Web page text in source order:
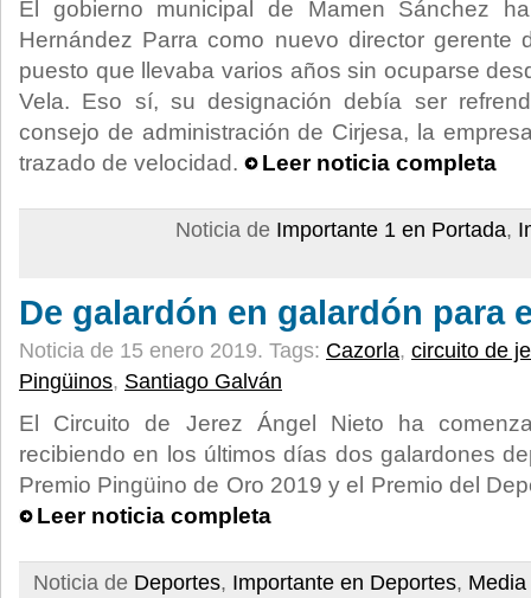
El gobierno municipal de Mamen Sánchez
Hernández Parra como nuevo director gerente
puesto que llevaba varios años sin ocuparse
Vela. Eso sí, su designación debía ser
consejo de administración de Cirjesa, la
trazado de velocidad.
Leer noticia completa
Noticia de Importante 1 en Portada,
De galardón en galardón para
Noticia de 15 enero 2019. Tags: Cazorla, circuito de
Pingüinos, Santiago Galván
El Circuito de Jerez Ángel Nieto ha
recibiendo en los últimos días dos galardones
Premio Pingüino de Oro 2019 y el Premio del
Leer noticia completa
Noticia de Deportes, Importante en Deportes,